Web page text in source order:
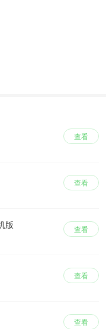
查看
查看
查看
版
查看
查看